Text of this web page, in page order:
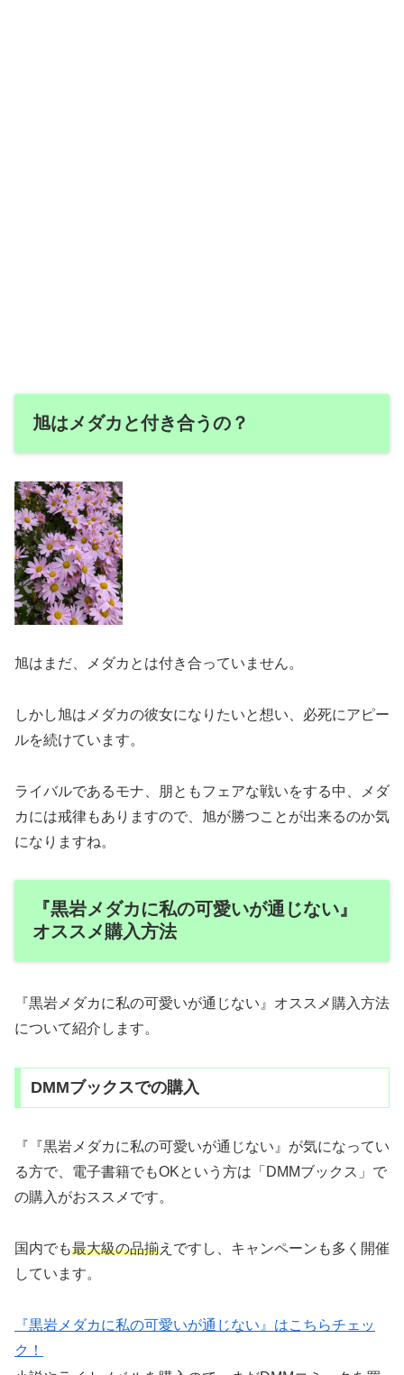
旭はメダカと付き合うの？
旭はまだ、メダカとは付き合っていません。
しかし旭はメダカの彼女になりたいと想い、必死にアピー
ルを続けています。
ライバルであるモナ、朋ともフェアな戦いをする中、メダ
カには戒律もありますので、旭が勝つことが出来るのか気
になりますね。
『黒岩メダカに私の可愛いが通じない』
オススメ購入方法
『黒岩メダカに私の可愛いが通じない』オススメ購入方法
について紹介します。
DMMブックスでの購入
『『黒岩メダカに私の可愛いが通じない』が気になってい
る方で、電子書籍でもOKという方は「DMMブックス」で
の購入がおススメです。
国内でも最大級の品揃えですし、キャンペーンも多く開催
しています。
『黒岩メダカに私の可愛いが通じない』はこちらチェッ
ク！